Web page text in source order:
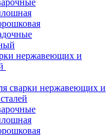
нержавеющих и
сварки нержавеющих и